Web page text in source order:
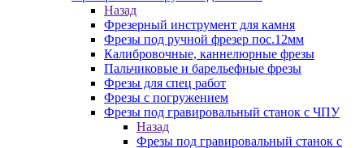
Назад
Фрезерный инструмент для камня
Фрезы под ручной фрезер пос.12мм
Калибровочные, каннелюрные фрезы
Пальчиковые и барельефные фрезы
Фрезы для спец работ
Фрезы с погружением
Фрезы под гравировальный станок с ЧПУ
Назад
Фрезы под гравировальный станок с